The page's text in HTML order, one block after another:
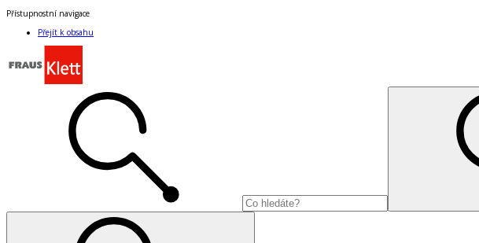
Přístupnostní navigace
Přejít k obsahu